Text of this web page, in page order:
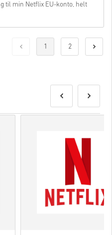
til min Netflix EU-konto, helt
1 2